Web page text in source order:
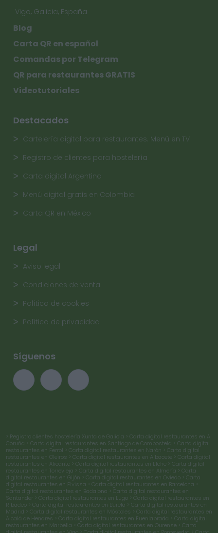
Vigo, Galicia, España
Blog
Carta QR en español
Comandas por Telegram
QR para restaurantes GRATIS
Videotutoriales
Destacados
Cartelería digital para restaurantes. Menú en TV
Registro de clientes para hostelería
Carta digital Argentina
Menú digital gratis en Colombia
Carta QR en México
Legal
Aviso legal
Condiciones de venta
Política de cookies
Política de privacidad
Síguenos
> Registro clientes hostelería Xunta de Galicia > Carta digital restaurantes en A
Coruña > Carta digital restaurantes en Santiago de Compostela > Carta digital
restaurantes en Ferrol > Carta digital restaurantes en Narón > Carta digital
restaurantes en Oleiros > Carta digital restaurantes en Albacete > Carta digital
restaurantes en Alicante > Carta digital restaurantes en Elche > Carta digital
restaurantes en Torrevieja > Carta digital restaurantes en Almería > Carta
digital restaurantes en Gijón > Carta digital restaurantes en Oviedo > Carta
digital restaurantes en Eivissa > Carta digital restaurantes en Barcelona >
Carta digital restaurantes en Badalona > Carta digital restaurantes en
Santander > Carta digital restaurantes en Lugo > Carta digital restaurantes en
Ribadeo > Carta digital restaurantes en Burela > Carta digital restaurantes en
Madrid > Carta digital restaurantes en Móstoles > Carta digital restaurantes en
Alcalá de Henares > Carta digital restaurantes en Fuenlabrada > Carta digital
restaurantes en Marbella > Carta digital restaurantes en Ourense > Carta